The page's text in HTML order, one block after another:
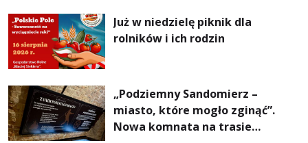
Już w niedzielę piknik dla
rolników i ich rodzin
„Podziemny Sandomierz –
miasto, które mogło zginąć”.
Nowa komnata na trasie